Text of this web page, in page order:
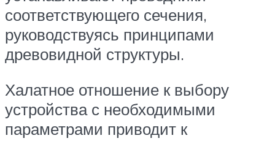
соответствующего сечения,
руководствуясь принципами
древовидной структуры.
Халатное отношение к выбору
устройства с необходимыми
параметрами приводит к